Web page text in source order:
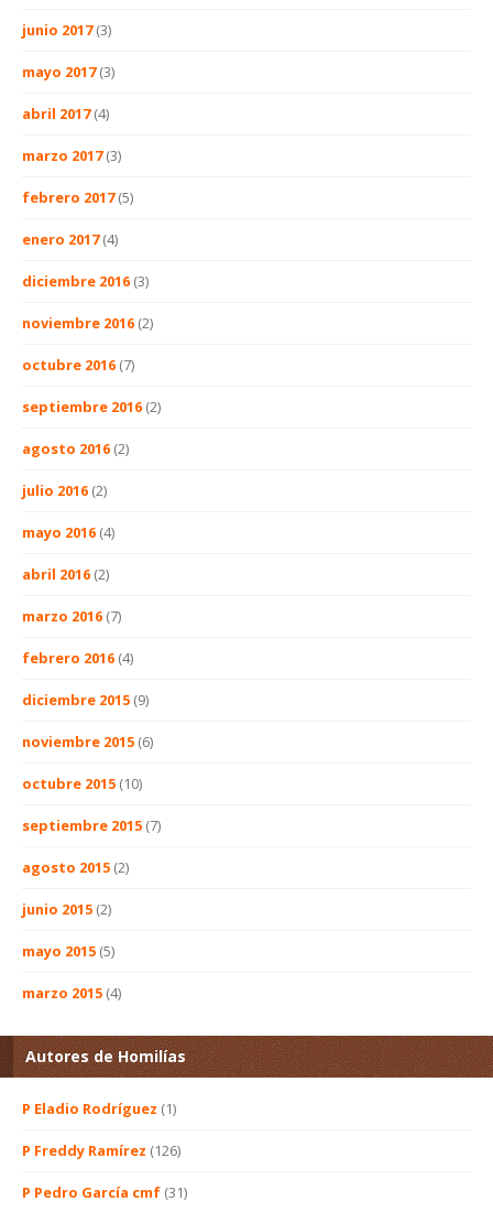
junio 2017(3)
mayo 2017(3)
abril 2017(4)
marzo 2017(3)
febrero 2017(5)
enero 2017(4)
diciembre 2016 (3)
noviembre 2016 (2)
octubre 2016 (7)
septiembre 2016 (2)
agosto 2016 (2)
julio 2016 (2)
mayo 2016 (4)
abril 2016 (2)
marzo 2016 (7)
febrero 2016 (4)
diciembre 2015 (9)
noviembre 2015 (6)
octubre 2015 (10)
septiembre 2015 (7)
agosto 2015 (2)
junio 2015 (2)
mayo 2015 (5)
marzo 2015 (4)
Autores de Homilías
P Eladio Rodríguez (1)
P Freddy Ramírez (126)
P Pedro García cmf (31)